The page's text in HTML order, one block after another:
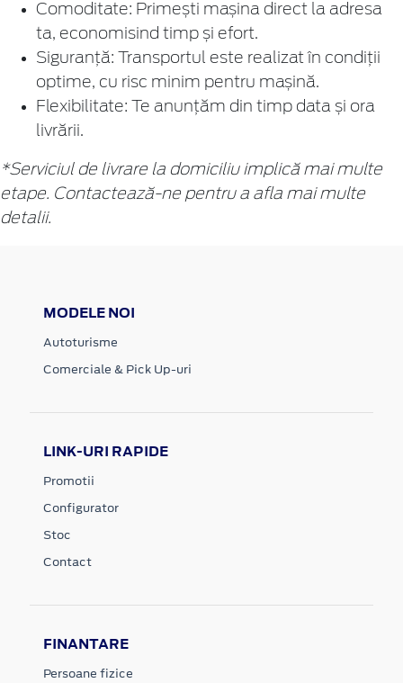
Comoditate: Primești mașina direct la adresa
ta, economisind timp și efort.
Siguranță: Transportul este realizat în condiții
optime, cu risc minim pentru mașină.
Flexibilitate: Te anunțăm din timp data și ora
livrării.
*Serviciul de livrare la domiciliu implică mai multe
etape. Contactează-ne pentru a afla mai multe
detalii.
MODELE NOI
Autoturisme
Comerciale & Pick Up-uri
LINK-URI RAPIDE
Promotii
Configurator
Stoc
Contact
FINANTARE
Persoane fizice